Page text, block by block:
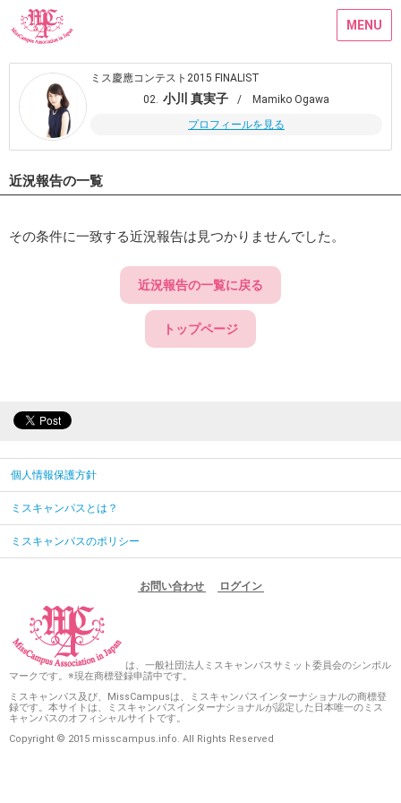
MENU
ミス慶應コンテスト2015 FINALIST
02. 小川 真実子
/ Mamiko Ogawa
プロフィールを見る
近況報告の一覧
その条件に一致する近況報告は見つかりませんでした。
近況報告の一覧に戻る
トップページ
個人情報保護方針
ミスキャンパスとは？
ミスキャンパスのポリシー
お問い合わせ ログイン
は、一般社団法人ミスキャンパスサミット委員会のシンボル
マークです。※現在商標登録申請中です。
ミスキャンパス及び、MissCampusは、ミスキャンパスインターナショナルの商標登
録です。本サイトは、ミスキャンパスインターナショナルが認定した日本唯一のミス
キャンパスのオフィシャルサイトです。
Copyright © 2015 misscampus.info. All Rights Reserved